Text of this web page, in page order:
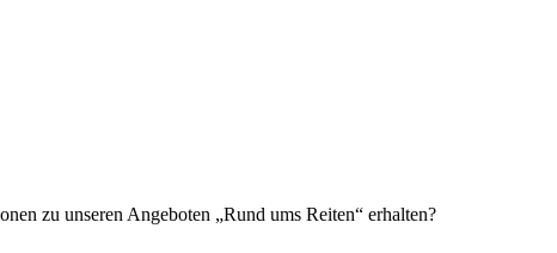
zu unseren Angeboten „Rund ums Reiten“ erhalten?